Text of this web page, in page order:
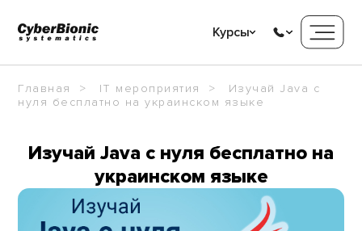
Курсы
Главная IT мероприятия
Изучай Java c
нуля бесплатно на украинском языке
Изучай Java c нуля бесплатно на
украинском языке